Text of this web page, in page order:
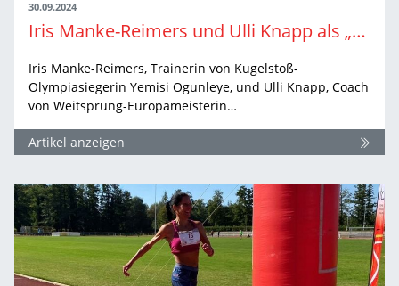
30.09.2024
Iris Manke-Reimers und Ulli Knapp als „Trainer:in des Jahres“ 2024 ausgezeichnet
Iris Manke-Reimers, Trainerin von Kugelstoß-
Olympiasiegerin Yemisi Ogunleye, und Ulli Knapp, Coach
von Weitsprung-Europameisterin…
Artikel anzeigen